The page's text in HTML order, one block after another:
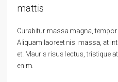
mattis
Curabitur massa magna, tempor
Aliquam laoreet nisl massa, at
et. Mauris risus lectus, tristique
enim.